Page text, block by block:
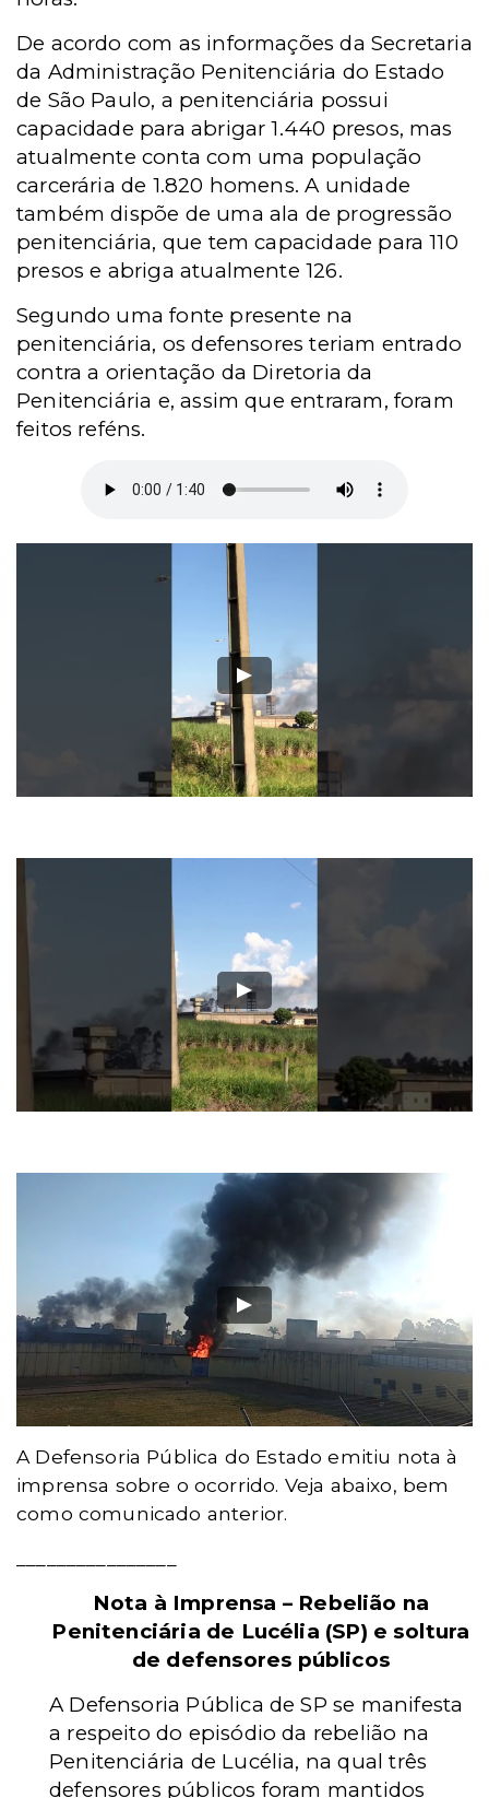
De acordo com as informações da Secretaria
da Administração Penitenciária do Estado
de São Paulo, a penitenciária possui
capacidade para abrigar 1.440 presos, mas
atualmente conta com uma população
carcerária de 1.820 homens.A unidade
também dispõe de uma ala de progressão
penitenciária, que tem capacidade para 110
presos e abriga atualmente 126.
Segundo uma fonte presente na
penitenciária, os defensores teriam entrado
contra a orientação da Diretoria da
Penitenciária e, assim que entraram, foram
feitos reféns.
A Defensoria Pública do Estado emitiu nota à
imprensa sobre o ocorrido. Veja abaixo, bem
como comunicado anterior.
Nota à Imprensa – Rebelião na
Penitenciária de Lucélia (SP) e soltura
de defensores públicos
A Defensoria Pública de SP se manifesta
a respeito do episódio da rebelião na
Penitenciária de Lucélia, na qual três
defensores públicos foram mantidos